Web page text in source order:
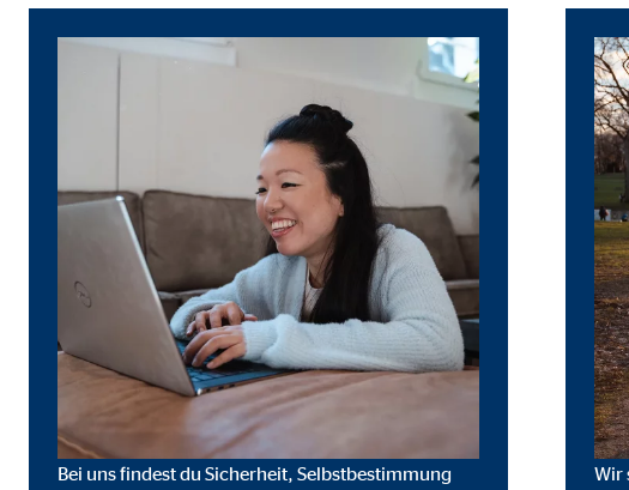
Bei uns findest du Sicherheit, Selbstbestimmung
Wir
Facebook
Verknüpfung
Cookie Laufzeit:
Adform | Empfänger: OVB, Adform A/S
Name:
Anbieter:
Zweck: ad campaign
Cookie Laufzeit: